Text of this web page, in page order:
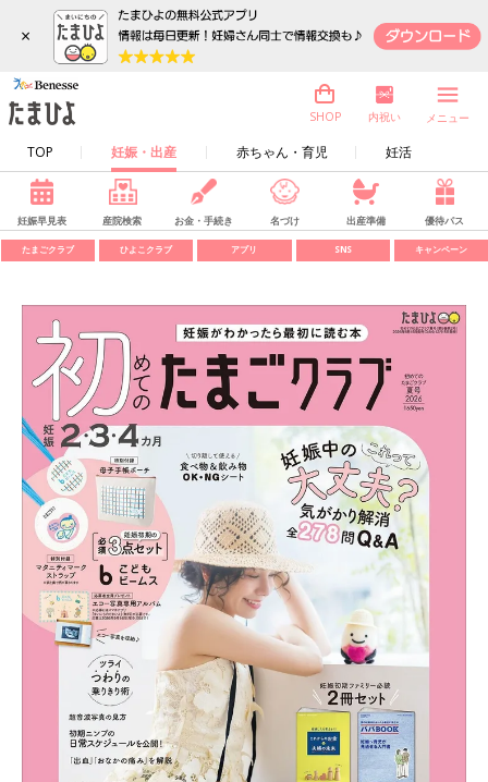
×
TOP 妊娠・出産 赤ちゃん・育児 妊活
SHOP 内祝い メニュー
妊娠早見表 産院検索 お金・手続き 名づけ 出産準備 優待パス
たまごクラブ ひよこクラブ アプリ SNS キャンペーン